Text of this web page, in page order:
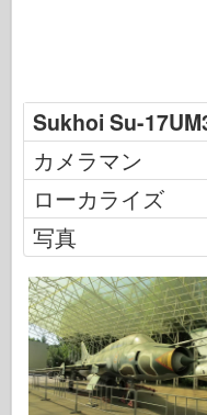
伝説
メンモデル
タミヤ
ズベズダ
アルバム-写真
歩き回る
本
Sukhoi Su-
カメラマン
ローカライズ
写真